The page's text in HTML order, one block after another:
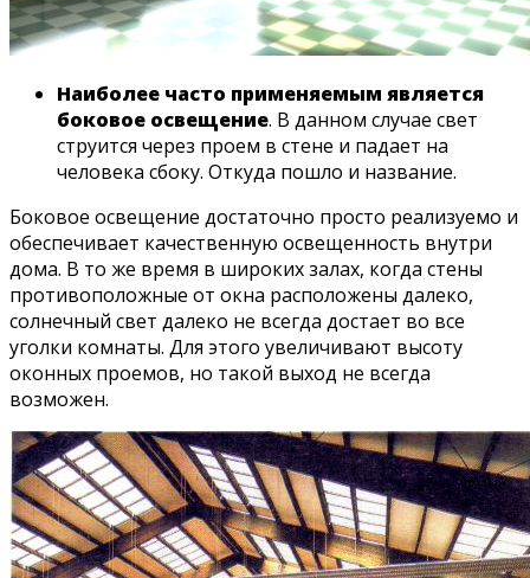
Наиболее часто применяемым является
боковое освещение. В данном случае свет
струится через проем в стене и падает на
человека сбоку. Откуда пошло и название.
Боковое освещение достаточно просто реализуемо и
обеспечивает качественную освещенность внутри
дома. В то же время в широких залах, когда стены
противоположные от окна расположены далеко,
солнечный свет далеко не всегда достает во все
уголки комнаты. Для этого увеличивают высоту
оконных проемов, но такой выход не всегда
возможен.